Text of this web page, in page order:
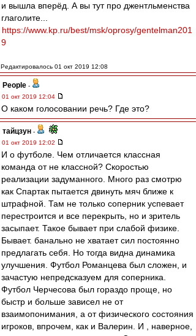
и вышла вперёд. А вы тут про джентльменства
глаголите...
https://www.kp.ru/best/msk/oprosy/gentelman201
9
Редактировалось 01 окт 2019 12:08
People -
01 окт 2019 12:04
О каком голосовании речь? Где это?
тайцзун -
01 окт 2019 12:02
И о футболе. Чем отличается классная
команда от не классной? Скоростью
реализации задуманного. Много раз смотрю
как Спартак пытается двинуть мяч ближе к
штрафной. Там не только соперник успевает
перестроится и все перекрыть, но и зритель
засыпает. Такое бывает при слабой физике.
Бывает. банально не хватает сил постоянно
предлагать себя. Но тогда видна динамика
улучшения. Футбол Романцева был сложен, и
зачастую непредсказуем для соперника.
Футбол Черчесова был гораздо проще, но
быстр и больше зависел не от
взаимопонимания, а от физического состояния
игроков, впрочем, как и Валерин. И , наверное,